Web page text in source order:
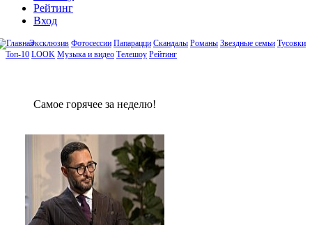
Рейтинг
Вход
Эксклюзив Фотосессии Папарацци Скандалы Романы Звездные семьи Тусовки
Топ-10 LOOK Музыка и видео Телешоу Рейтинг
Сaмое гoрячее за неделю!